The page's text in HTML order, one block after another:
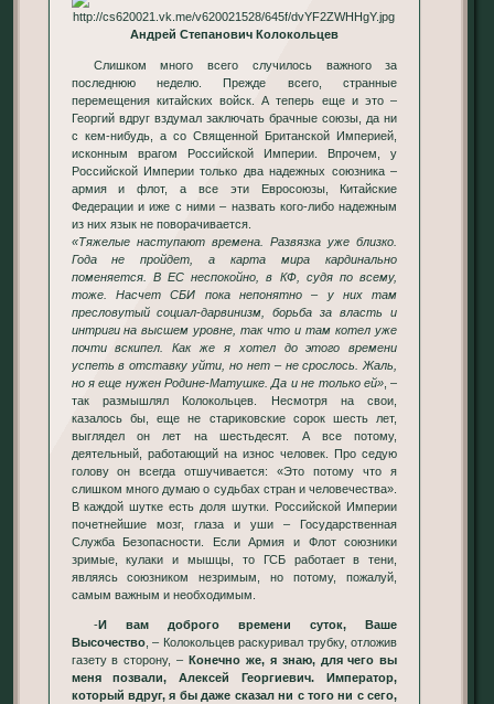
Андрей Степанович Колокольцев
Слишком много всего случилось важного за
последнюю неделю. Прежде всего, странные
перемещения китайских войск. А теперь еще и это –
Георгий вдруг вздумал заключать брачные союзы, да ни
с кем-нибудь, а со Священной Британской Империей,
исконным врагом Российской Империи. Впрочем, у
Российской Империи только два надежных союзника –
армия и флот, а все эти Евросоюзы, Китайские
Федерации и иже с ними – назвать кого-либо надежным
из них язык не поворачивается.
«Тяжелые наступают времена. Развязка уже близко.
Года не пройдет, а карта мира кардинально
поменяется. В ЕС неспокойно, в КФ, судя по всему,
тоже. Насчет СБИ пока непонятно – у них там
пресловутый социал-дарвинизм, борьба за власть и
интриги на высшем уровне, так что и там котел уже
почти вскипел. Как же я хотел до этого времени
успеть в отставку уйти, но нет – не срослось. Жаль,
но я еще нужен Родине-Матушке. Да и не только ей», –
так размышлял Колокольцев. Несмотря на свои,
казалось бы, еще не стариковские сорок шесть лет,
выглядел он лет на шестьдесят. А все потому,
деятельный, работающий на износ человек. Про седую
голову он всегда отшучивается: «Это потому что я
слишком много думаю о судьбах стран и человечества».
В каждой шутке есть доля шутки. Российской Империи
почетнейшие мозг, глаза и уши – Государственная
Служба Безопасности. Если Армия и Флот союзники
зримые, кулаки и мышцы, то ГСБ работает в тени,
являясь союзником незримым, но потому, пожалуй,
самым важным и необходимым.
-И вам доброго времени суток, Ваше
Высочество, – Колокольцев раскуривал трубку, отложив
газету в сторону, –Конечно же, я знаю, для чего вы
меня позвали, Алексей Георгиевич. Император,
который вдруг, я бы даже сказал ни с того ни с сего,